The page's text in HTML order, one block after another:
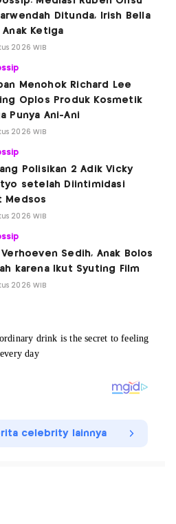
Ditunda, Irish Bella
Anak Ketiga
2026 WIB
Menohok Richard Lee
Oplos Produk Kosmetik
Punya Ani-Ani
2026 WIB
Polisikan 2 Adik Vicky
setelah Diintimidasi
Medsos
2026 WIB
Verhoeven Sedih, Anak Bolos
karena Ikut Syuting Film
2026 WIB
celebrity lainnya